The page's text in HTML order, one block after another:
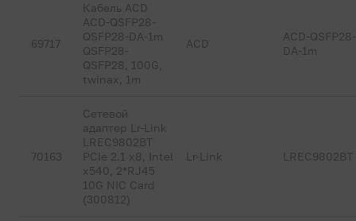
69717
Кабель ACD
ACD-QSFP28-
QSFP28-DA-1m
QSFP28-
QSFP28, 100G,
twinax, 1m
ACD
ACD-
DA-1m
70163
Сетевой
адаптер Lr-Link
LREC9802BT
PCIe 2.1 x8, Intel
x540, 2*RJ45
10G NIC Card
(300812)
Lr-Link LREC9802BT